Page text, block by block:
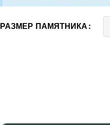
РАЗМЕР ПАМЯТНИКА